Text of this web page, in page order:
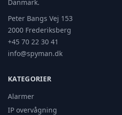
Danmark.
Peter Bangs Vej 153
2000 Frederiksberg
+45 70 22 30 41
info@spyman.dk
KATEGORIER
Alarmer
IP overvågning